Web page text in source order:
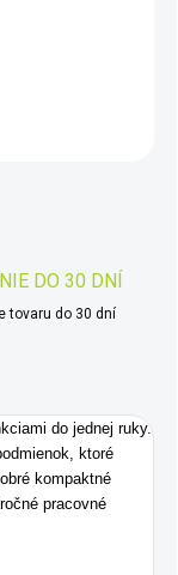
DO 30 DNÍ
tovaru do 30 dní
do jednej ruky.
ktoré
kompaktné
pracovné